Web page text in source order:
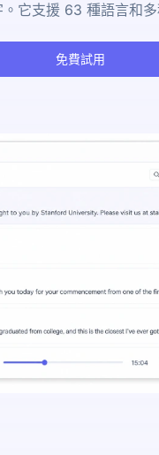
它支援 63 種語言和多
免費試用